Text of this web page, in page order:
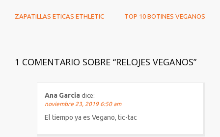
ZAPATILLAS ETICAS ETHLETIC TOP 10 BOTINES VEGANOS
1 COMENTARIO SOBRE “RELOJES VEGANOS”
Ana Garcia dice:
noviembre 23, 2019 6:50 am
El tiempo ya es Vegano, tic-tac